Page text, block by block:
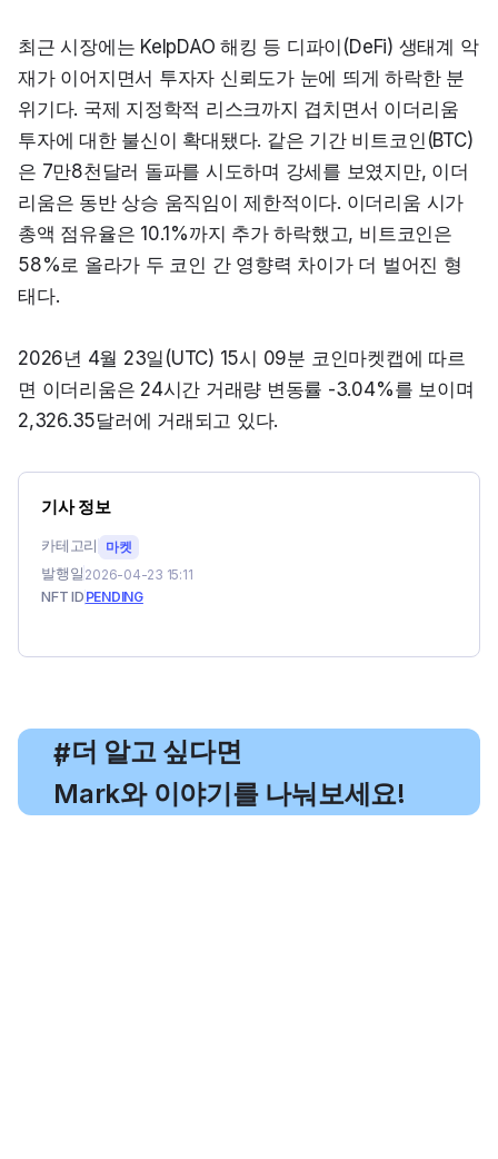
최근 시장에는 KelpDAO 해킹 등 디파이(DeFi) 생태계 악
재가 이어지면서 투자자 신뢰도가 눈에 띄게 하락한 분
위기다. 국제 지정학적 리스크까지 겹치면서 이더리움
투자에 대한 불신이 확대됐다. 같은 기간 비트코인(BTC)
은 7만8천달러 돌파를 시도하며 강세를 보였지만, 이더
리움은 동반 상승 움직임이 제한적이다. 이더리움 시가
총액 점유율은 10.1%까지 추가 하락했고, 비트코인은
58%로 올라가 두 코인 간 영향력 차이가 더 벌어진 형
태다.
2026년 4월 23일(UTC) 15시 09분 코인마켓캡에 따르
면 이더리움은 24시간 거래량 변동률 -3.04%를 보이며
2,326.35달러에 거래되고 있다.
기사 정보
카테고리 마켓
발행일 2026-04-23 15:11
NFT ID PENDING
#
, 더 알고 싶다면
Mark와 이야기를 나눠보세요!